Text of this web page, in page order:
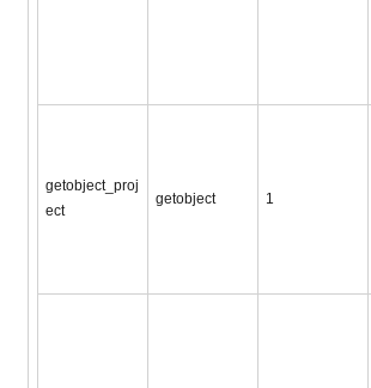
getobject_proj
ect
getobject 1